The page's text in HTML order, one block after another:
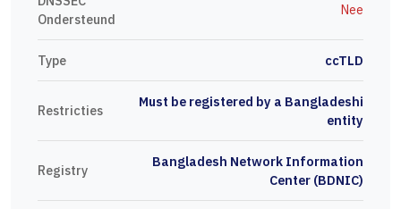
Ondersteund
Nee
Type ccTLD
Restricties
Must be registered by a Bangladeshi
entity
Registry
Bangladesh Network Information
Center (BDNIC)